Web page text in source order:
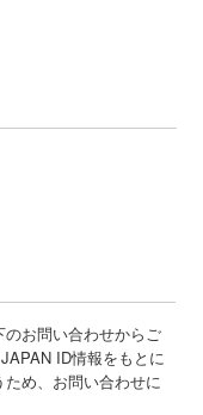
のお問い合わせからご
ID情報をもとに
め、お問い合わせに